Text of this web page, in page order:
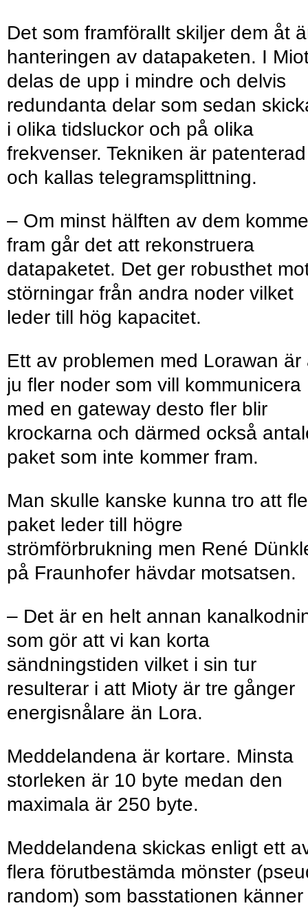
Det som framförallt skiljer dem åt
hanteringen av datapaketen. I
delas de upp i mindre och delvis
redundanta delar som sedan
i olika tidsluckor och på olika
frekvenser. Tekniken är patenterad
och kallas telegramsplittning.
– Om minst hälften av dem
fram går det att rekonstruera
datapaketet. Det ger robusthet
störningar från andra noder vilket
leder till hög kapacitet.
Ett av problemen med Lorawan är
ju fler noder som vill kommunicera
med en gateway desto fler blir
krockarna och därmed också
paket som inte kommer fram.
Man skulle kanske kunna tro att
paket leder till högre
strömförbrukning men René
på Fraunhofer hävdar motsatsen.
– Det är en helt annan
som gör att vi kan korta
sändningstiden vilket i sin tur
resulterar i att Mioty är tre gånger
energisnålare än Lora.
Meddelandena är kortare. Minsta
storleken är 10 byte medan den
maximala är 250 byte.
Meddelandena skickas enligt ett
flera förutbestämda mönster
random) som basstationen känner